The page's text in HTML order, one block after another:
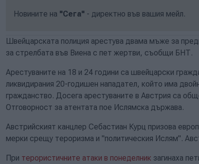
Новините на "Сега" - директно във вашия мейл.
Швейцарската полиция арестува двама мъже за
за стрелбата във Виена с пет жертви, съобщи БНТ.
Арестуваните на 18 и 24 години са швейцарски
ликвидирания 20-годишен нападател, който има
гражданство. Досега арестуваните в Австрия са
Отговорност за атентата пое Ислямска държава.
Австрийският канцлер Себастиан Курц призова
мерки срещу тероризма и "политическия Ислям".
При терористичните атаки в понеделник загинаха